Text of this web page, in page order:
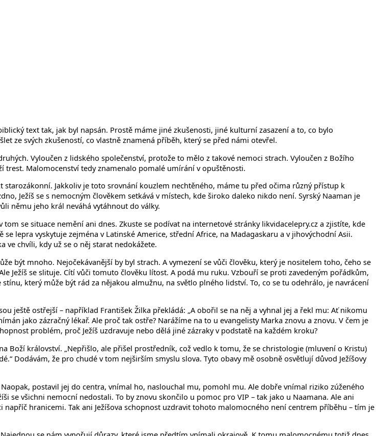
text tak, jak byl napsán. Prostě máme jiné zkušenosti, jiné kulturní zasazení a to, co bylo
ze svých zkušeností, co vlastně znamená příběh, který se před námi otevřel.
Vyloučen z lidského společenství, protože to mělo z takové nemoci strach. Vyloučen z Božího
trest. Malomocenství tedy znamenalo pomalé umírání v opuštěnosti.
Jakkoliv je toto srovnání kouzlem nechtěného, máme tu před očima různý přístup k
Ježíš se s nemocným člověkem setkává v místech, kde široko daleko nikdo není. Syrský Naaman je
němu jeho král neváhá vytáhnout do války.
se situace nemění ani dnes. Zkuste se podívat na internetové stránky likvidacelepry.cz a zjistíte, kde
lepra vyskytuje zejména v Latinské Americe, střední Africe, na Madagaskaru a v jihovýchodní Asii.
ve chvíli, kdy už se o něj starat nedokážete.
být mnoho. Nejočekávanější by byl strach. A vymezení se vůči člověku, který je nositelem toho, čeho se
Ježíš se slituje. Cítí vůči tomuto člověku lítost. A podá mu ruku. Vzbouří se proti zavedeným pořádkům,
který může být rád za nějakou almužnu, na světlo plného lidství. To, co se tu odehrálo, je navrácení
ještě ostřejší – například František Žilka překládá: „A obořil se na něj a vyhnal jej a řekl mu: Ať nikomu
jako zázračný lékař. Ale proč tak ostře? Narážíme na to u evangelisty Marka znovu a znovu. V čem je
problém, proč Ježíš uzdravuje nebo dělá jiné zázraky v podstatě na každém kroku?
Boží království. „Nepřišlo, ale přišel prostředník, což vedlo k tomu, že se christologie (mluvení o Kristu)
Dodávám, že pro chudé v tom nejširším smyslu slova. Tyto obavy mě osobně osvětlují důvod Ježíšovy
postavil jej do centra, vnímal ho, naslouchal mu, pomohl mu. Ale dobře vnímal riziko zúženého
se všichni nemocní nedostali. To by znovu skončilo u pomoc pro VIP – tak jako u Naamana. Ale ani
hranicemi. Tak ani Ježíšova schopnost uzdravit tohoto malomocného není centrem příběhu – tím je